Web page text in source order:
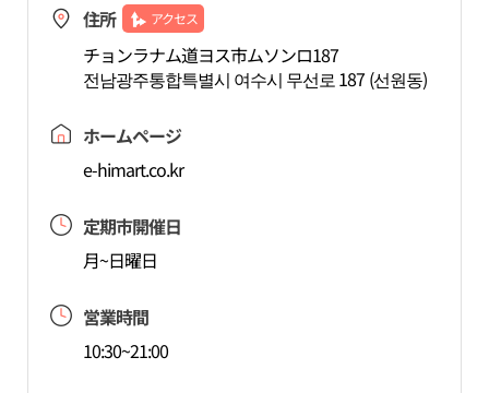
住所 アクセス
チョンラナム道ヨス市ムソンロ187
전남광주통합특별시 여수시 무선로 187 (선원동)
ホームページ
e-himart.co.kr
定期市開催日
月~日曜日
営業時間
10:30~21:00